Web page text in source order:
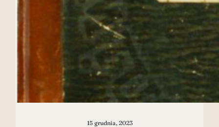
15 grudnia, 2023